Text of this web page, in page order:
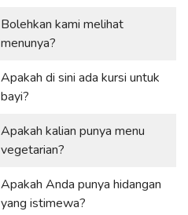
Bolehkan kami melihat
menunya?
Apakah di sini ada kursi untuk
bayi?
Apakah kalian punya menu
vegetarian?
Apakah Anda punya hidangan
yang istimewa?